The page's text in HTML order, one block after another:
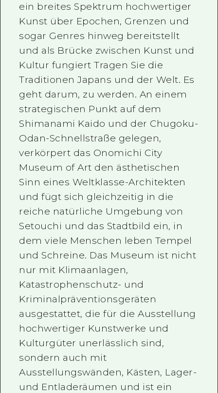
ein breites Spektrum hochwertiger
Kunst über Epochen, Grenzen und
sogar Genres hinweg bereitstellt
und als Brücke zwischen Kunst und
Kultur fungiert Tragen Sie die
Traditionen Japans und der Welt. Es
geht darum, zu werden. An einem
strategischen Punkt auf dem
Shimanami Kaido und der Chugoku-
Odan-Schnellstraße gelegen,
verkörpert das Onomichi City
Museum of Art den ästhetischen
Sinn eines Weltklasse-Architekten
und fügt sich gleichzeitig in die
reiche natürliche Umgebung von
Setouchi und das Stadtbild ein, in
dem viele Menschen leben Tempel
und Schreine. Das Museum ist nicht
nur mit Klimaanlagen,
Katastrophenschutz- und
Kriminalpräventionsgeräten
ausgestattet, die für die Ausstellung
hochwertiger Kunstwerke und
Kulturgüter unerlässlich sind,
sondern auch mit
Ausstellungswänden, Kästen, Lager-
und Entladeräumen und ist ein